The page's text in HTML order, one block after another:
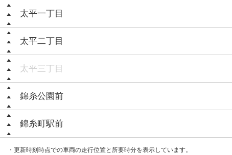
太平一丁目
太平二丁目
太平三丁目
錦糸公園前
錦糸町駅前
・更新時刻時点での車両の走行位置と所要時分を表示しています。